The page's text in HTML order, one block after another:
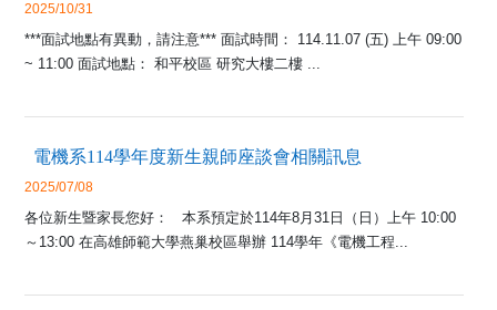
2025/10/31
***面試地點有異動，請注意*** 面試時間： 114.11.07 (五) 上午 09:00
~ 11:00 面試地點： 和平校區 研究大樓二樓 ...
電機系114學年度新生親師座談會相關訊息
2025/07/08
各位新生暨家長您好： 本系預定於114年8月31日（日）上午 10:00
～13:00 在高雄師範大學燕巢校區舉辦 114學年《電機工程...